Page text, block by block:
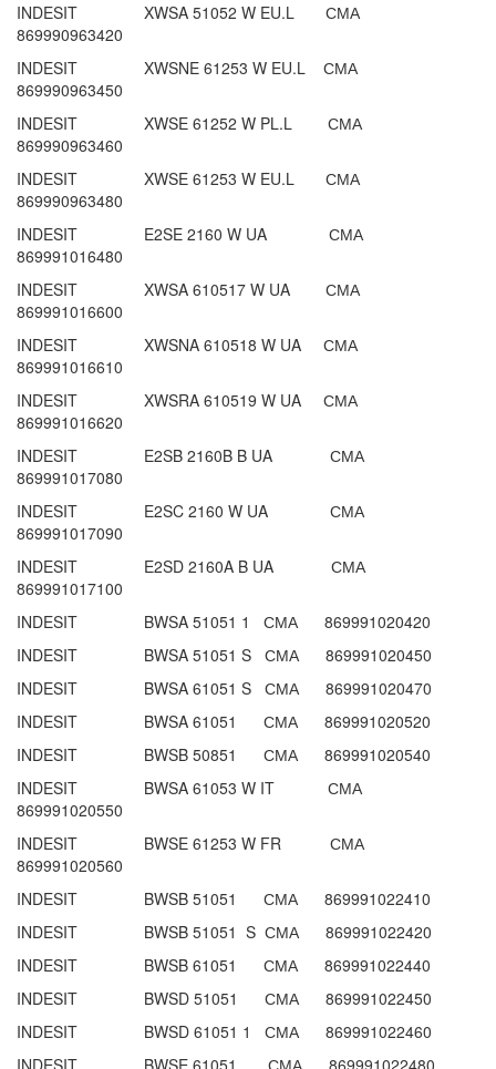
INDESIT XWSA 51052 W EU.L СМА
869990963420
INDESIT XWSNE 61253 W EU.L СМА
869990963450
INDESIT XWSE 61252 W PL.L СМА
869990963460
INDESIT XWSE 61253 W EU.L СМА
869990963480
INDESIT E2SE 2160 W UA СМА
869991016480
INDESIT XWSA 610517 W UA СМА
869991016600
INDESIT XWSNA 610518 W UA СМА
869991016610
INDESIT XWSRA 610519 W UA СМА
869991016620
INDESIT E2SB 2160B B UA СМА
869991017080
INDESIT E2SC 2160 W UA СМА
869991017090
INDESIT E2SD 2160A B UA СМА
869991017100
INDESIT BWSA 51051 1 СМА 869991020420
INDESIT BWSA 51051 S СМА 869991020450
INDESIT BWSA 61051 S СМА 869991020470
INDESIT BWSA 61051 СМА 869991020520
INDESIT BWSB 50851 СМА 869991020540
INDESIT BWSA 61053 W IT СМА
869991020550
INDESIT BWSE 61253 W FR СМА
869991020560
INDESIT BWSB 51051 СМА 869991022410
INDESIT BWSB 51051 S СМА 869991022420
INDESIT BWSB 61051 СМА 869991022440
INDESIT BWSD 51051 СМА 869991022450
INDESIT BWSD 61051 1 СМА 869991022460
INDESIT BWSE 61051 СМА 869991022480